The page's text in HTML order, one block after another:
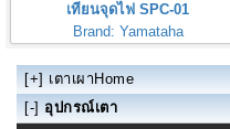
เทียนจุดไฟ SPC-01
Brand: Yamataha
[+] เตาเผาHome
[-] อุปกรณ์เตา